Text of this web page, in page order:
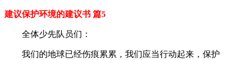
建议保护环境的建议书 篇5
全体少先队员们：
我们的地球已经伤痕累累，我们应当行动起来，保护